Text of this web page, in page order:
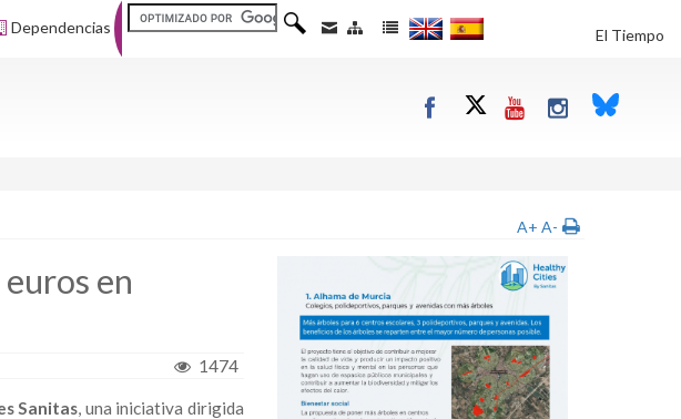
Dependencias El Tiempo
A+ A-
en
1474
Sanitas, una iniciativa dirigida